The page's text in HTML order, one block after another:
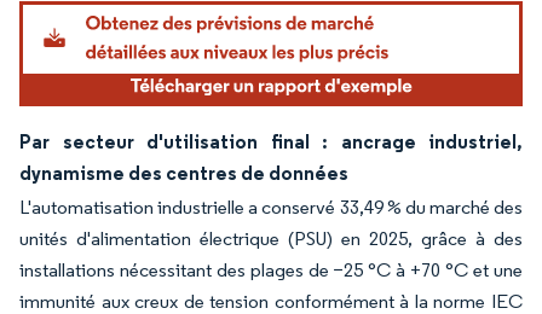
Par secteur d'utilisation final : ancrage industriel,
dynamisme des centres de données
L'automatisation industrielle a conservé 33,49 % du marché des
unités d'alimentation électrique (PSU) en 2025, grâce à des
installations nécessitant des plages de −25 °C à +70 °C et une
immunité aux creux de tension conformément à la norme IEC